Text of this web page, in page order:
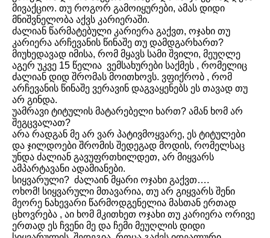
მივაქციო. თუ როგორ გამოიყურები, ამას დიდი
მნიშვნელობა აქვს კარიერაში.
ძალიან წარმატებული კარიერა გაქვთ, ოჯახი თუ
კარიერა არჩევანის წინაშე თუ დამდგარხართ?
მიუხედავად იმისა, რომ მყავს სამი შვილი, მეუღლე
აგერ უკვე 15 წელია ვემსახურები საქმეს , რომელიც
ძალიან დიდ შრომას მოითხოვს. ვფიქრობ , რომ
არჩევანის წინაშე ვერავინ დაგვაყენებს ეს თავად თუ
არ გინდა.
უამრავი ტიტულის მატარებელი ხართ? ამან ხომ არ
შეგცვალათ?
არა რადგან მე არ ვარ პატივმოყვარე, ეს ტიტულები
და ჯილდოები შრომის შედეგად მოდის, რომელსაც
უნდა ძალიან გავუფრთხილდეთ, არ მიყვარს
ამპარტავანი ადამიანები.
სიყვარული? ძალაინ მყარი ოჯახი გაქვთ….
ოხომ! სიყვარული მთავარია, თუ არ გიყვარს შენი
მეორე ნახევარი წარმოდგენელია მასთან ერთად
ცხოვრება , აი ხომ მკითხეთ ოჯახი თუ კარიერა ორივე
ერთად ეს ჩვენი მე და ჩემი მეუღლის დიდი